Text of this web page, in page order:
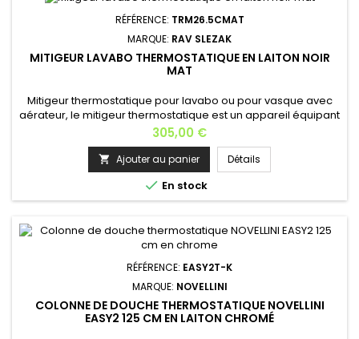
RÉFÉRENCE: TRM26.5CMAT
MARQUE: RAV SLEZAK
MITIGEUR LAVABO THERMOSTATIQUE EN LAITON NOIR
MAT
Mitigeur thermostatique pour lavabo ou pour vasque avec
aérateur, le mitigeur thermostatique est un appareil équipant
les installations d’eau chaude sanitaire. Comme la vanne
thermostatique, il réalise une action sur les débits en fonction
d’une température. Mitigeur thermostatique avec sécurité
anti-brûlure; Boutons ergonomiques ; Matière: laiton...
Prix
305,00 €
 Ajouter au panier Détails
 En stock
RÉFÉRENCE: EASY2T-K
MARQUE: NOVELLINI
COLONNE DE DOUCHE THERMOSTATIQUE NOVELLINI
EASY2 125 CM EN LAITON CHROMÉ